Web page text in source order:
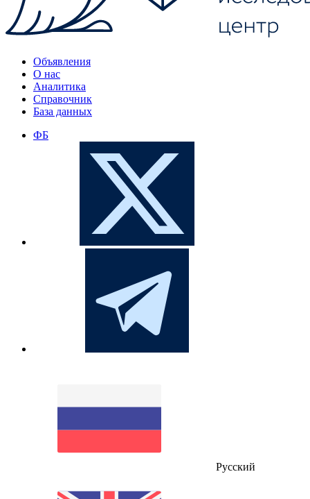
Объявления
О нас
Аналитика
Справочник
База данных
ФБ
Русский